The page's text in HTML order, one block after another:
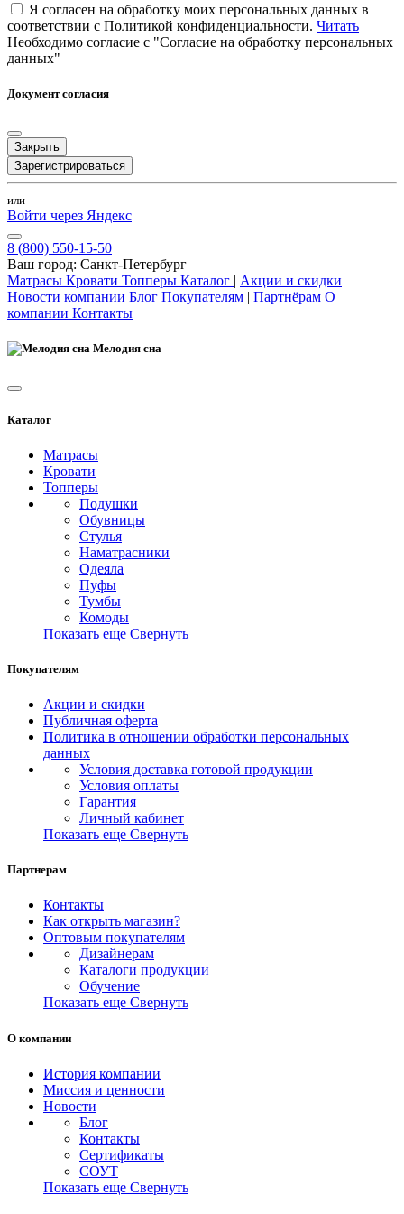
Я согласен на обработку моих персональных данных в
соответствии с Политикой конфиденциальности. Читать
Необходимо согласие с "Согласие на обработку персональных
данных"
Документ согласия
Закрыть
Зарегистрироваться
или
Войти через Яндекс
8 (800) 550-15-50
Ваш город: Санкт-Петербург
Матрасы Кровати Топперы Каталог | Акции и скидки
Новости компании Блог Покупателям | Партнёрам О
компании Контакты
Мелодия сна
Каталог
Матрасы
Кровати
Топперы
Подушки
Обувницы
Стулья
Наматрасники
Одеяла
Пуфы
Тумбы
Комоды
Показать еще Свернуть
Покупателям
Акции и скидки
Публичная оферта
Политика в отношении обработки персональных
данных
Условия доставка готовой продукции
Условия оплаты
Гарантия
Личный кабинет
Показать еще Свернуть
Партнерам
Контакты
Как открыть магазин?
Оптовым покупателям
Дизайнерам
Каталоги продукции
Обучение
Показать еще Свернуть
О компании
История компании
Миссия и ценности
Новости
Блог
Контакты
Сертификаты
СОУТ
Показать еще Свернуть